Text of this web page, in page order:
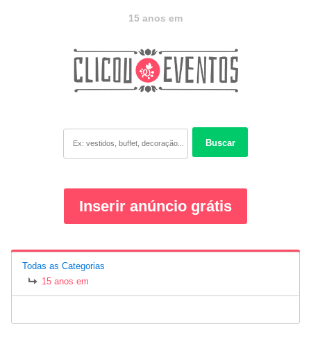
15 anos em
Buscar
Inserir anúncio grátis
Todas as Categorias
15 anos em